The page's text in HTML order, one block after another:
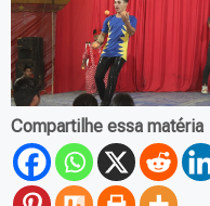
Compartilhe essa matéria